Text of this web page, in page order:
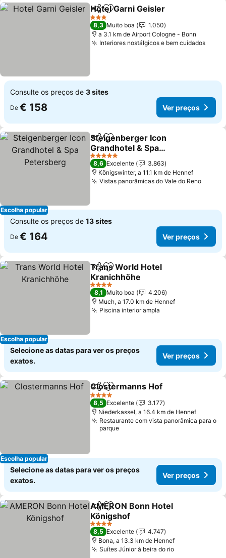
PartilharAdicionar aos favoritos
Hotel Garni Geisler
3 Estrelas
8,3 Muito boa
1.050
a 3.1 km de Airport Cologne - Bonn
Interiores nostálgicos e bem cuidadosVer
Consulte os preços de 3 sites
De € 158 Ver preços
Escolha popular
PartilharAdicionar aos favoritos
Steigenberger Icon
Grandhotel & Spa
Petersberg
Ver preços
5 Estrelas
8,6 Excelente
3.863
Königswinter, a 11.1 km de Hennef
Vistas panorâmicas do Vale do RenoVer
Consulte os preços de 13 sites
De € 164 Ver preços
Escolha popular
PartilharAdicionar aos favoritos
Trans World Hotel
Kranichhöhe
Ver preços
4 Estrelas
8,1 Muito boa
4.206
Much, a 17.0 km de Hennef
Piscina interior ampla
Selecione as datas para ver os preços
exatos.
Ver preços
Escolha popular
PartilharAdicionar aos favoritos
Clostermanns Hof
4 Estrelas
8,5 Excelente
3.177
Niederkassel, a 16.4 km de Hennef
Restaurante com vista panorâmica para o
parque
Selecione as datas para ver os preços
exatos.
Ver preços
PartilharAdicionar aos favoritos
AMERON Bonn Hotel
Königshof
Ver preços
4 Estrelas
8,5 Excelente
4.747
Bona, a 13.3 km de Hennef
Suítes Júnior à beira do rioVer preços